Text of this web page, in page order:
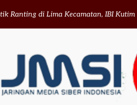
Ranting di Lima Kecamatan, IBI Kutim